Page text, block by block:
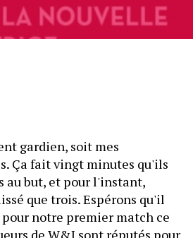
gardien, soit mes
Ça fait vingt minutes qu'ils
au but, et pour l'instant,
que trois. Espérons qu'il
pour notre premier match ce
de W&J sont réputés pour